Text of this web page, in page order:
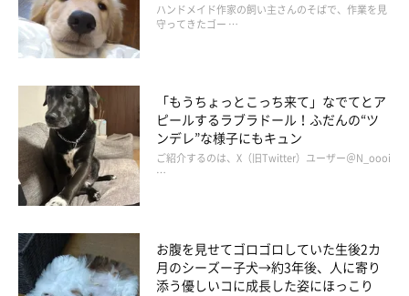
ハンドメイド作家の飼い主さんのそばで、作業を見
守ってきたゴー …
「もうちょっとこっち来て」なでてとア
ピールするラブラドール！ふだんの“ツ
ンデレ”な様子にもキュン
ご紹介するのは、X（旧Twitter）ユーザー＠N_oooi
…
お腹を見せてゴロゴロしていた生後2カ
月のシーズー子犬→約3年後、人に寄り
添う優しいコに成長した姿にほっこり